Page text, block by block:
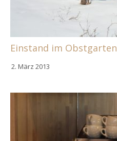
Einstand im Obstgarten
2. März 2013